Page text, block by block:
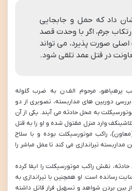
داد که حمل و جابجایی
جرم، اگر با وحدت قصد
صورت پذیرد، می تواند
در قتل عمد تلقی شود.
پرهیاهو، مرحوم الف.ن به ضرب گلوله
دوربین های مداربسته، تصویری از دو
به محل حادثه می آیند. یکی از آن
وارد منزل مقتول شده و او را به قتل
راکب موتورسیکلت بوده و با سلاح
تیراندازی می کند تا عمل مباشر را
نقش راکب موتورسیکلت را ایفا کرده
رسانده است. او همچنین با تیراندازی به
بین بردن شواهد و تسهیل فرار قاتل داشته